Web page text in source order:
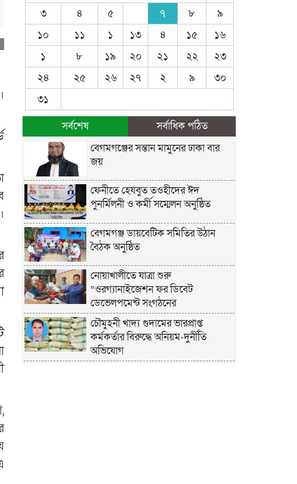
৩
৪ ৫ ৭ ৮
৯
১০
১১ ১ ১৩ ৪ ১৫
১৬
১
৮ ১৯ ২০ ২১ ২২
২৩
২৪
২৫ ২৬ ২৭ ২ ৯
৩০
৩১
সর্বশেষ
সর্বাধিক পঠিত
বেগমগঞ্জের সন্তান মামুনের ঢাকা বার
জয়
ফেনীতে হেযবুত তওহীদের ঈদ
পুনর্মিলনী ও কর্মী সম্মেলন অনুষ্ঠিত
বেগমগঞ্জ ডায়বেটিক সমিতির উঠান
বৈঠক অনুষ্ঠিত
নোয়াখালীতে যাত্রা শুরু
“ওরগ্যানাইজেশন ফর ডিবেট
ডেভেলপমেন্ট সংগঠনের
চৌমুহনী খাদ্য গুদামের ভারপ্রাপ্ত
কর্মকর্তার বিরুদ্ধে অনিয়ম-দুর্নীতি
অভিযোগ